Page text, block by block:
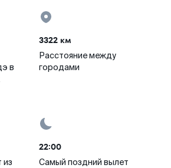
в
3322 км
Расстояние между
городами
из
22:00
Самый поздний вылет